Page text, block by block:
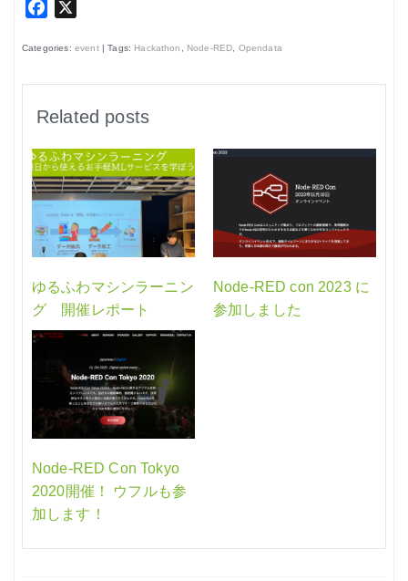
Facebook
Categories: event| Tags: Hackathon Node-RED Opendata
Related posts
ゆるふわマシンラーニン
グ 開催レポート
Node-RED con 2023 に
参加しました
Node-RED Con Tokyo
2020開催！ ウフルも参
加します！